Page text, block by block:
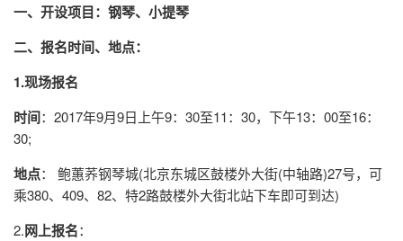
一、开设项目：钢琴、小提琴
二、报名时间、地点：
1.现场报名
时间：2017年9月9日上午9：30至11：30，下午13：00至16：
30;
地点： 鲍蕙荞钢琴城(北京东城区鼓楼外大街(中轴路)27号，可
乘380、409、82、特2路鼓楼外大街北站下车即可到达)
2.网上报名：